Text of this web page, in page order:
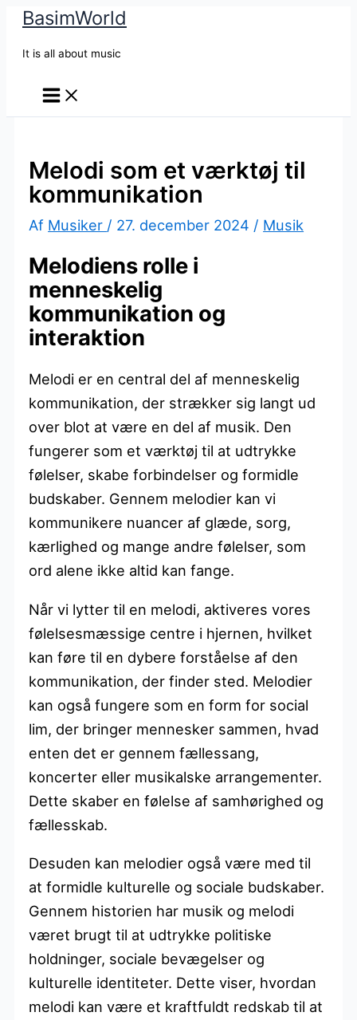
BasimWorld
It is all about music
Melodi som et værktøj til
kommunikation
Af Musiker / 27. december 2024 / Musik
Melodiens rolle i
menneskelig
kommunikation og
interaktion
Melodi er en central del af menneskelig
kommunikation, der strækker sig langt ud
over blot at være en del af musik. Den
fungerer som et værktøj til at udtrykke
følelser, skabe forbindelser og formidle
budskaber. Gennem melodier kan vi
kommunikere nuancer af glæde, sorg,
kærlighed og mange andre følelser, som
ord alene ikke altid kan fange.
Når vi lytter til en melodi, aktiveres vores
følelsesmæssige centre i hjernen, hvilket
kan føre til en dybere forståelse af den
kommunikation, der finder sted. Melodier
kan også fungere som en form for social
lim, der bringer mennesker sammen, hvad
enten det er gennem fællessang,
koncerter eller musikalske arrangementer.
Dette skaber en følelse af samhørighed og
fællesskab.
Desuden kan melodier også være med til
at formidle kulturelle og sociale budskaber.
Gennem historien har musik og melodi
været brugt til at udtrykke politiske
holdninger, sociale bevægelser og
kulturelle identiteter. Dette viser, hvordan
melodi kan være et kraftfuldt redskab til at